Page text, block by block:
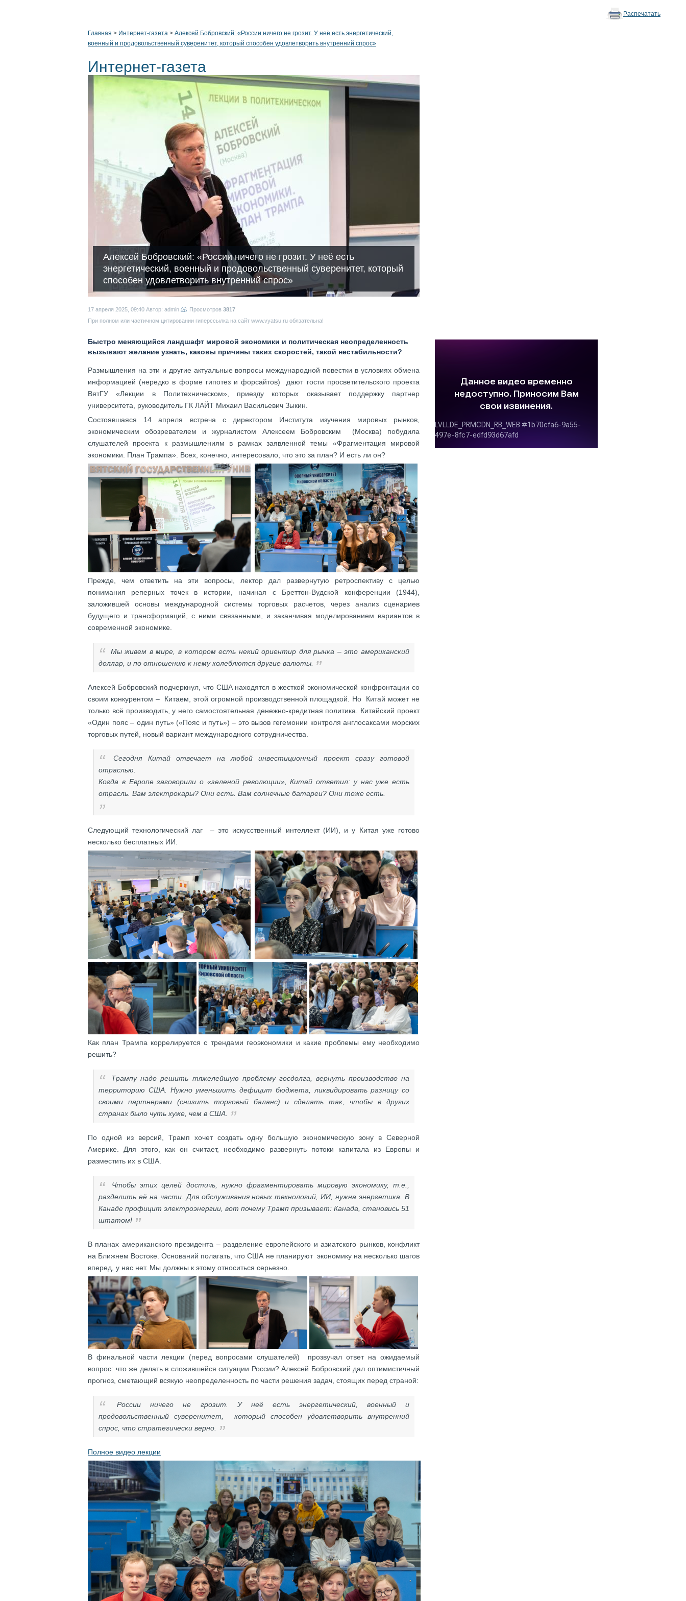
Распечатать
Главная > Интернет-газета > Алексей Бобровский: «России ничего не грозит. У неё есть энергетический,
военный и продовольственный суверенитет, который способен удовлетворить внутренний спрос»
Интернет-газета
Алексей Бобровский: «России ничего не грозит. У неё есть
энергетический, военный и продовольственный суверенитет, который
способен удовлетворить внутренний спрос»
17 апреля 2025, 09:40 Автор: admin Просмотров 3817
При полном или частичном цитировании гиперссылка на сайт www.vyatsu.ru обязательна!
Быстро меняющийся ландшафт мировой экономики и политическая неопределенность
вызывают желание узнать, каковы причины таких скоростей, такой нестабильности?
Размышления на эти и другие актуальные вопросы международной повестки в условиях обмена
информацией (нередко в форме гипотез и форсайтов) дают гости просветительского проекта
ВятГУ «Лекции в Политехническом», приезду которых оказывает поддержку партнер
университета, руководитель ГК ЛАЙТ Михаил Васильевич Зыкин.
Состоявшаяся 14 апреля встреча с директором Института изучения мировых рынков,
экономическим обозревателем и журналистом Алексеем Бобровским (Москва) побудила
слушателей проекта к размышлениям в рамках заявленной темы «Фрагментация мировой
экономики. План Трампа». Всех, конечно, интересовало, что это за план? И есть ли он?
Прежде, чем ответить на эти вопросы, лектор дал развернутую ретроспективу с целью
понимания реперных точек в истории, начиная с Бреттон-Вудской конференции (1944),
заложившей основы международной системы торговых расчетов, через анализ сценариев
будущего и трансформаций, с ними связанными, и заканчивая моделированием вариантов в
современной экономике.
Мы живем в мире, в котором есть некий ориентир для рынка – это американский
доллар, и по отношению к нему колеблются другие валюты.
Алексей Бобровский подчеркнул, что США находятся в жесткой экономической конфронтации со
своим конкурентом – Китаем, этой огромной производственной площадкой. Но Китай может не
только всё производить, у него самостоятельная денежно-кредитная политика. Китайский проект
«Один пояс – один путь» («Пояс и путь») – это вызов гегемонии контроля англосаксами морских
торговых путей, новый вариант международного сотрудничества.
Сегодня Китай отвечает на любой инвестиционный проект сразу готовой
отраслью.
Когда в Европе заговорили о «зеленой революции», Китай ответил: у нас уже есть
отрасль. Вам электрокары? Они есть. Вам солнечные батареи? Они тоже есть.
Следующий технологический лаг – это искусственный интеллект (ИИ), и у Китая уже готово
несколько бесплатных ИИ.
Как план Трампа коррелируется с трендами геоэкономики и какие проблемы ему необходимо
решить?
Трампу надо решить тяжелейшую проблему госдолга, вернуть производство на
территорию США. Нужно уменьшить дефицит бюджета, ликвидировать разницу со
своими партнерами (снизить торговый баланс) и сделать так, чтобы в других
странах было чуть хуже, чем в США.
По одной из версий, Трамп хочет создать одну большую экономическую зону в Северной
Америке. Для этого, как он считает, необходимо развернуть потоки капитала из Европы и
разместить их в США.
Чтобы этих целей достичь, нужно фрагментировать мировую экономику, т.е.,
разделить её на части. Для обслуживания новых технологий, ИИ, нужна энергетика. В
Канаде профицит электроэнергии, вот почему Трамп призывает: Канада, становись 51
штатом!
В планах американского президента – разделение европейского и азиатского рынков, конфликт
на Ближнем Востоке. Оснований полагать, что США не планируют экономику на несколько шагов
вперед, у нас нет. Мы должны к этому относиться серьезно.
В финальной части лекции (перед вопросами слушателей) прозвучал ответ на ожидаемый
вопрос: что же делать в сложившейся ситуации России? Алексей Бобровский дал оптимистичный
прогноз, сметающий всякую неопределенность по части решения задач, стоящих перед страной:
России ничего не грозит. У неё есть энергетический, военный и
продовольственный суверенитет, который способен удовлетворить внутренний
спрос, что стратегически верно.
Полное видео лекции